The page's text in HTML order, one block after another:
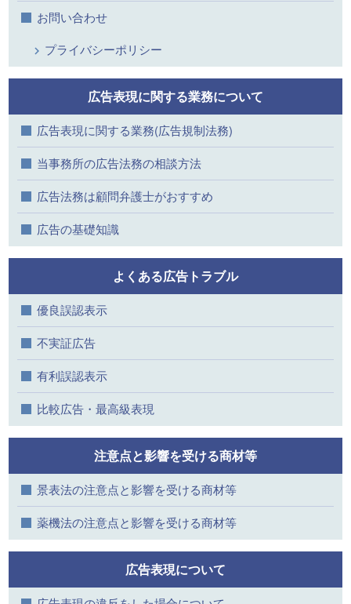
お問い合わせ
プライバシーポリシー
広告表現に関する業務について
広告表現に関する業務(広告規制法務)
当事務所の広告法務の相談方法
広告法務は顧問弁護士がおすすめ
広告の基礎知識
よくある広告トラブル
優良誤認表示
不実証広告
有利誤認表示
比較広告・最高級表現
注意点と影響を受ける商材等
景表法の注意点と影響を受ける商材等
薬機法の注意点と影響を受ける商材等
広告表現について